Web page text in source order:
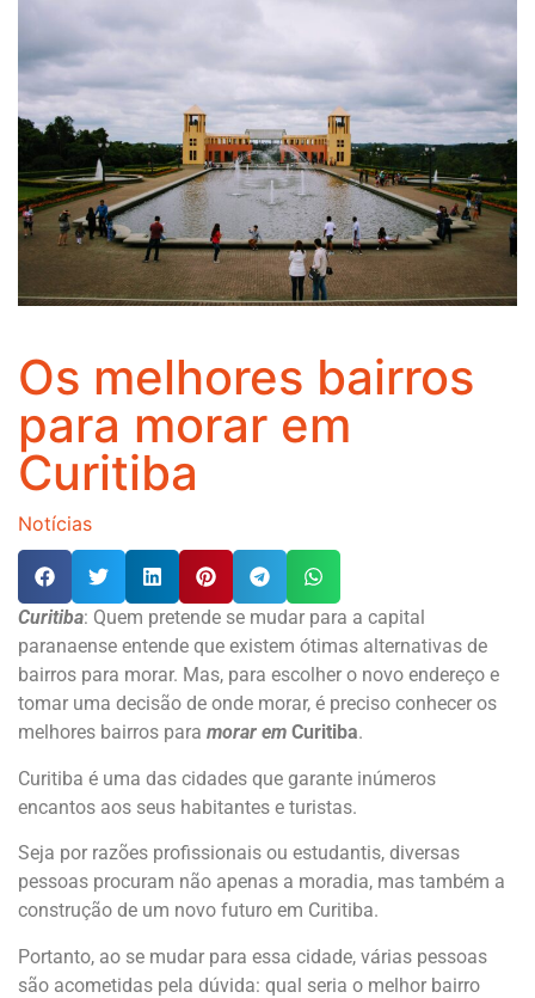
Os melhores bairros
para morar em
Curitiba
Notícias
Curitiba: Quem pretende se mudar para a capital
paranaense entende que existem ótimas alternativas de
bairros para morar. Mas, para escolher o novo endereço e
tomar uma decisão de onde morar, é preciso conhecer os
melhores bairros para morar em Curitiba.
Curitiba é uma das cidades que garante inúmeros
encantos aos seus habitantes e turistas.
Seja por razões profissionais ou estudantis, diversas
pessoas procuram não apenas a moradia, mas também a
construção de um novo futuro em Curitiba.
Portanto, ao se mudar para essa cidade, várias pessoas
são acometidas pela dúvida: qual seria o melhor bairro